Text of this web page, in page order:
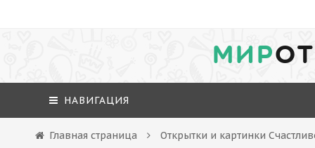
МИР
НАВИГАЦИЯ
Главная страница Открытки и картинки